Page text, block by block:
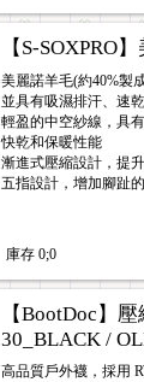
【S-SOXPRO
美麗諾羊毛(約40%製
並具有吸濕排汗、速
輕盈的中空紗線，具
快乾和保暖性能
漸進式壓縮設計，提
五指設計，增加腳趾
庫存 0;0
【BootDoc】
30_BLACK /
高品質戶外襪，採用